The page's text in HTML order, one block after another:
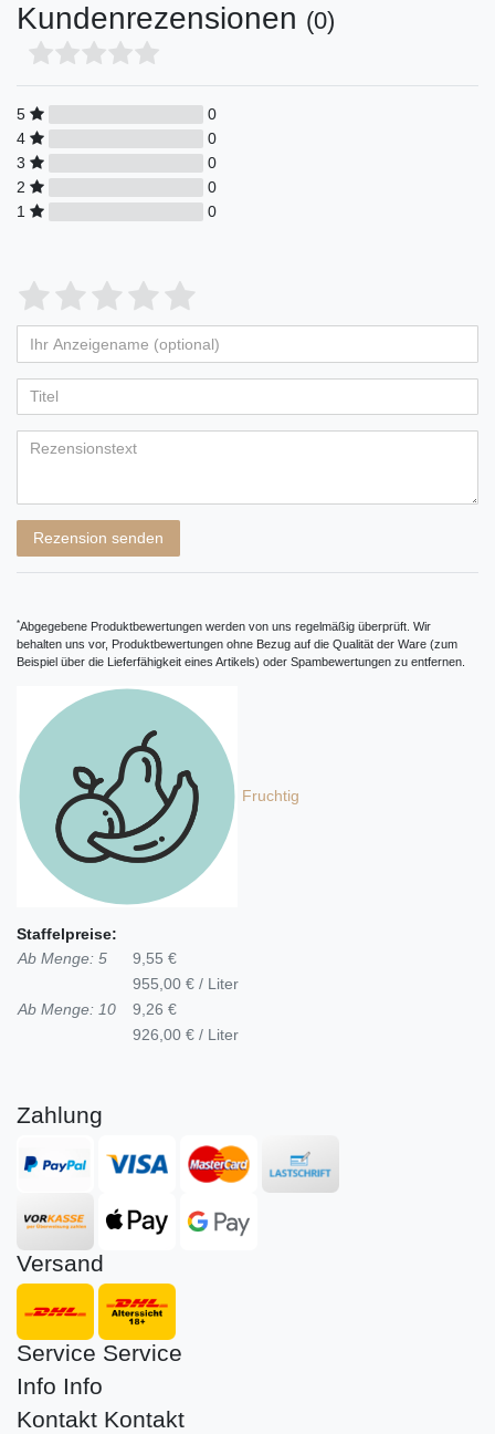
Kundenrezensionen (0)
5
0
4
0
3
0
2
0
1
0
Bewertungssterne
von
5
Bewertungssternen
4
von
5
Bewertungssternen
3
von
5
Bewertungssternen
2
von
5
Bewertungssternen
1
von
5
Bewertungssternen
Anzeigename
(optional)
Rezension senden
*Abgegebene Produktbewertungen werden von uns regelmäßig überprüft. Wir
behalten uns vor, Produktbewertungen ohne Bezug auf die Qualität der Ware (zum
Beispiel über die Lieferfähigkeit eines Artikels) oder Spambewertungen zu entfernen.
Fruchtig
Staffelpreise:
Ab Menge: 5
9,55 €
955,00 € / Liter
Ab Menge: 10
9,26 €
926,00 € / Liter
Zahlung
Versand
Service Service
Info Info
Kontakt Kontakt